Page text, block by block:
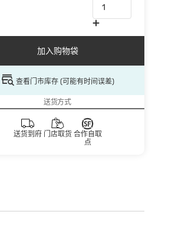
加入购物袋
查看门市库存 (可能有时间误差)
送货方式
送货到府 门店取货 合作自取
点